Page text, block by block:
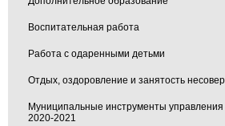
Воспитательная работа
Работа с одаренными детьми
Отдых, оздоровление и занятость
Муниципальные инструменты управления
2020-2021